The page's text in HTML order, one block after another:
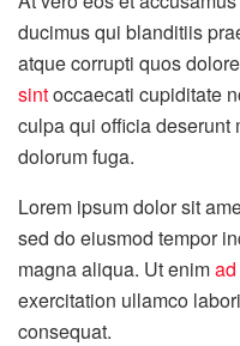
ducimus qui blanditiis
atque corrupti quos
sintoccaecati cupiditate
culpa qui officia deserunt
dolorum fuga.
Lorem ipsum dolor sit
sed do eiusmod tempor
magna aliqua. Ut enim
exercitation ullamco
consequat.